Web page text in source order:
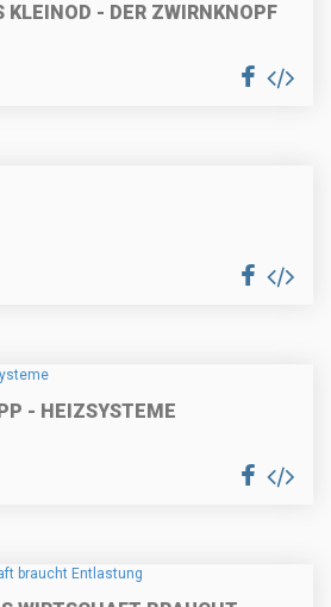
KLEINOD - DER ZWIRNKNOPF
- HEIZSYSTEME